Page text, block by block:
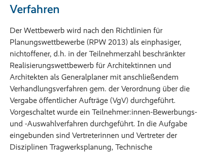
Verfahren
Der Wettbewerb wird nach den Richtlinien für
Planungswettbewerbe (RPW 2013) als einphasiger,
nichtoffener, d.h. in der Teilnehmerzahl beschränkter
Realisierungswettbewerb für Architektinnen und
Architekten als Generalplaner mit anschließendem
Verhandlungsverfahren gem. der Verordnung über die
Vergabe öffentlicher Aufträge (VgV) durchgeführt.
Vorgeschaltet wurde ein Teilnehmer:innen-Bewerbungs-
und -Auswahlverfahren durchgeführt. In die Aufgabe
eingebunden sind Vertreterinnen und Vertreter der
Disziplinen Tragwerksplanung, Technische